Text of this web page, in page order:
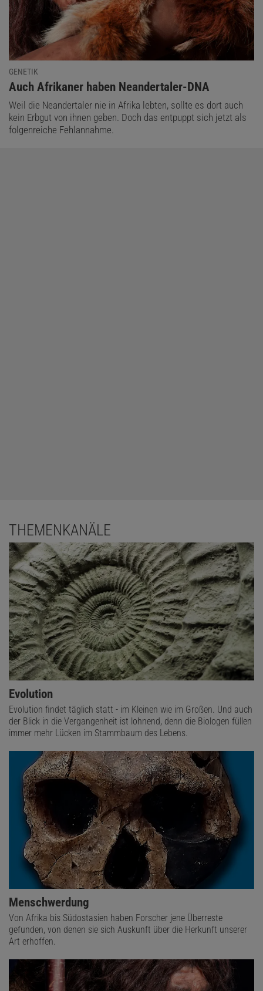
GENETIK
:
Auch Afrikaner haben Neandertaler-DNA
Weil die Neandertaler nie in Afrika lebten, sollte es dort auch
kein Erbgut von ihnen geben. Doch das entpuppt sich jetzt als
folgenreiche Fehlannahme.
THEMENKANÄLE
Evolution
Evolution findet täglich statt - im Kleinen wie im Großen. Und auch
der Blick in die Vergangenheit ist lohnend, denn die Biologen füllen
immer mehr Lücken im Stammbaum des Lebens.
Menschwerdung
Von Afrika bis Südostasien haben Forscher jene Überreste
gefunden, von denen sie sich Auskunft über die Herkunft unserer
Art erhoffen.